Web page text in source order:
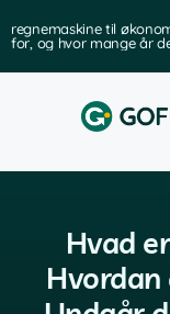
regnemaskine til
for, og hvor mange år
Hvad